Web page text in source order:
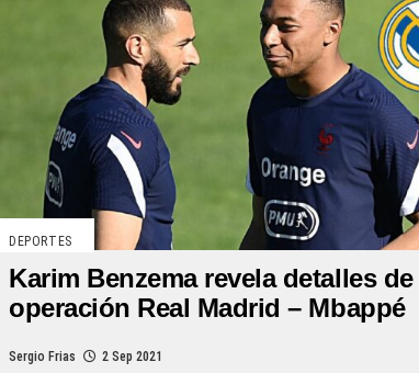
DEPORTES
Karim Benzema revela detalles de
operación Real Madrid – Mbappé
Sergio Frias 2 Sep 2021